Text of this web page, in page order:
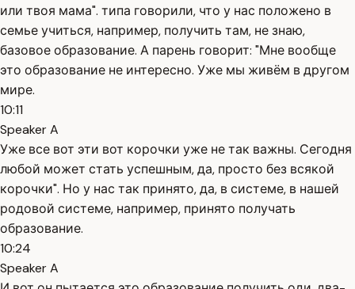
или твоя мама". типа говорили, что у нас положено в
семье учиться, например, получить там, не знаю,
базовое образование. А парень говорит: "Мне вообще
это образование не интересно. Уже мы живём в другом
мире.
10:11
Speaker A
Уже все вот эти вот корочки уже не так важны. Сегодня
любой может стать успешным, да, просто без всякой
корочки". Но у нас так принято, да, в системе, в нашей
родовой системе, например, принято получать
образование.
10:24
Speaker A